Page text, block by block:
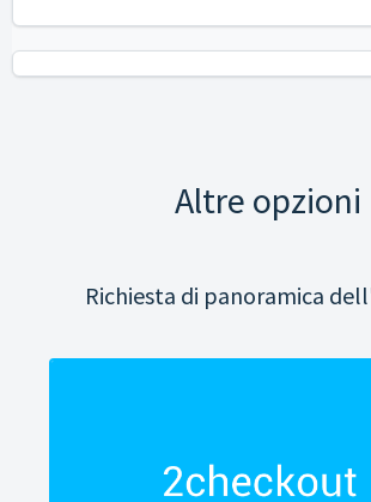
Altre opzioni
Richiesta di panoramica